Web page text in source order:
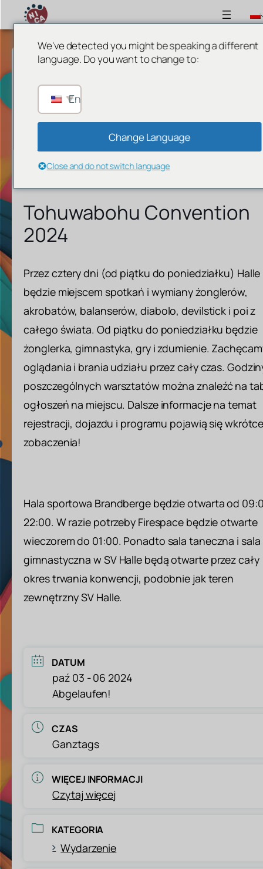
Tohuwabohu Convention
2024
Przez cztery dni (od piątku do poniedziałku) Halle
będzie miejscem spotkań i wymiany żonglerów,
akrobatów, balanserów, diabolo, devilstick i poi z
całego świata. Od piątku do poniedziałku będzie
żonglerka, gimnastyka, gry i zdumienie.
oglądania i brania udziału przez cały czas.
poszczególnych warsztatów można znaleźć na
ogłoszeń na miejscu. Dalsze informacje na temat
rejestracji, dojazdu i programu pojawią się
zobaczenia!
Hala sportowa Brandberge będzie otwarta od
22:00. W razie potrzeby Firespace będzie otwarte
wieczorem do 01:00. Ponadto sala taneczna i sala
gimnastyczna w SV Halle będą otwarte przez cały
okres trwania konwencji, podobnie jak teren
zewnętrzny SV Halle.
DATUM
paź 03 - 06 2024
Abgelaufen!
CZAS
Ganztags
WIĘCEJ INFORMACJI
Czytaj więcej
KATEGORIA
Wydarzenie
We've detected you might be speaking a different
language. Do you want to change to:
English
Change Language
Close and do not switch language